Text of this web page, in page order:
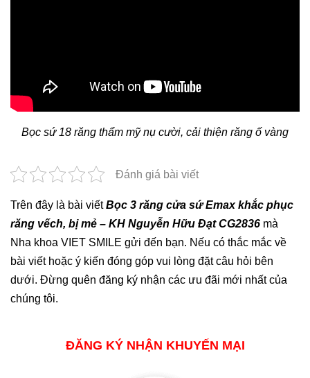
Bọc sứ 18 răng thẩm mỹ nụ cười, cải thiện răng ố vàng
Đánh giá bài viết
Trên đây là bài viếtBọc 3 răng cửa sứ Emax khắc phục
răng vếch, bị mẻ – KH Nguyễn Hữu Đạt CG2836 mà
Nha khoa VIET SMILE gửi đến bạn. Nếu có thắc mắc về
bài viết hoặc ý kiến đóng góp vui lòng đặt câu hỏi bên
dưới. Đừng quên đăng ký nhận các ưu đãi mới nhất của
chúng tôi.
ĐĂNG KÝ NHẬN KHUYẾN MẠI